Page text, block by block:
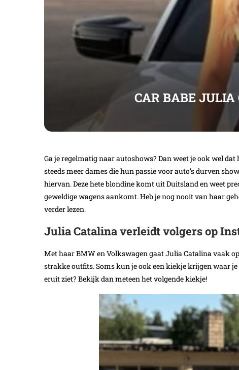
CAR BABE JULIA
Ga je regelmatig naar autoshows? Dan weet je ook wel
steeds meer dames die hun passie voor auto’s durven
hiervan. Deze hete blondine komt uit Duitsland en weet
geweldige wagens aankomt. Heb je nog nooit van haar
verder lezen.
Julia Catalina verleidt volgers op
Met haar BMW en Volkswagen gaat Julia Catalina vaak
strakke outfits. Soms kun je ook een kiekje krijgen waar
eruit ziet? Bekijk dan meteen het volgende kiekje!